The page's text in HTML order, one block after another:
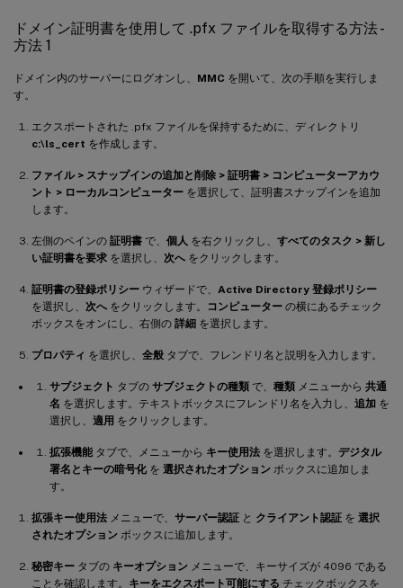
ドメイン証明書を使用して .pfx ファイルを取得する方法 -
方法 1
ドメイン内のサーバーにログオンし、 MMC を開いて、次の手順を実行しま
す。
エクスポートされた .pfx ファイルを保持するために、ディレクトリ
c:\ls_cert を作成します。
ファイル > スナップインの追加と削除 > 証明書 > コンピューターアカウ
ント > ローカルコンピューター を選択して、証明書スナップインを追加
します。
左側のペインの 証明書 で、 個人 を右クリックし、 すべてのタスク > 新し
い証明書を要求 を選択し、 次へ をクリックします。
証明書の登録ポリシー ウィザードで、 Active Directory 登録ポリシー
を選択し、 次へ をクリックします。 コンピューター の横にあるチェック
ボックスをオンにし、右側の 詳細 を選択します。
プロパティ を選択し、 全般 タブで、フレンドリ名と説明を入力します。
サブジェクト タブの サブジェクトの種類 で、 種類 メニューから 共通
名 を選択します。テキストボックスにフレンドリ名を入力し、 追加 を
選択し、 適用 をクリックします。
拡張機能 タブで、メニューから キー使用法 を選択します。 デジタル
署名とキーの暗号化を 選択されたオプション ボックスに追加しま
す。
拡張キー使用法 メニューで、 サーバー認証 と クライアント認証 を 選択
されたオプション ボックスに追加します。
秘密キー タブの キーオプション メニューで、キーサイズが 4096 である
ことを確認します。 キーをエクスポート可能にする チェックボックスを